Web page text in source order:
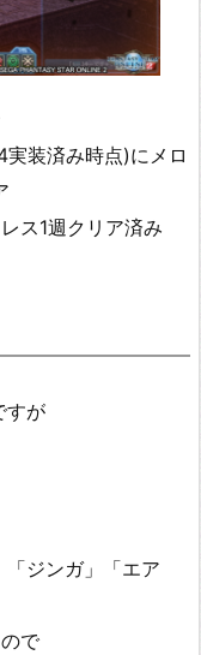
装済み時点)にメロ
ス1週クリア済み
すが
ジンガ」「エア
で